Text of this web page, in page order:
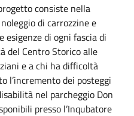
consiste nella
di carrozzine e
di ogni fascia di
del Centro Storico alle
e a chi ha difficoltà
l’incremento dei posteggi
nel parcheggio Don
presso l’Inqubatore